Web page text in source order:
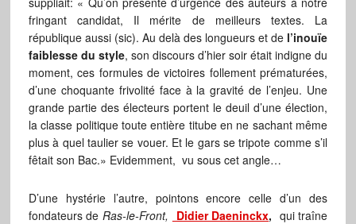
fringant candidat, Il mérite de meilleurs textes. La
république aussi (sic). Au delà des longueurs et de l’inouïe
faiblesse du style, son discours d’hier soir était indigne du
moment, ces formules de victoires follement prématurées,
d’une choquante frivolité face à la gravité de l’enjeu. Une
grande partie des électeurs portent le deuil d’une élection,
la classe politique toute entière titube en ne sachant même
plus à quel taulier se vouer. Et le gars se tripote comme s’il
fêtait son Bac.» Evidemment, vu sous cet angle…
D’une hystérie l’autre, pointons encore celle d’un des
fondateurs deRas-le-Front, Didier Daeninckx, qui traîne